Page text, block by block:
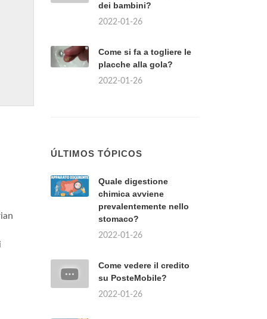
dei bambini?
2022-01-26
Come si fa a togliere le
placche alla gola?
2022-01-26
ÚLTIMOS TÓPICOS
Quale digestione
chimica avviene
prevalentemente nello
stomaco?
2022-01-26
Come vedere il credito
su PosteMobile?
2022-01-26